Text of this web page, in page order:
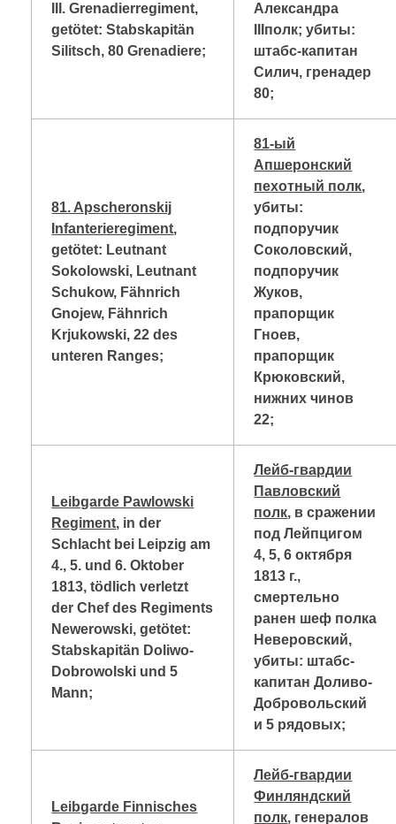
III. Grenadierregiment,
getötet: Stabskapitän
Silitsch, 80 Grenadiere;
Александра
полк; убиты:
штабс-капитан
Силич, гренадер
80;
81. Apscheronskij
Infanterieregiment,
getötet: Leutnant
Sokolowski, Leutnant
Schukow, Fähnrich
Gnojew, Fähnrich
Krjukowski, 22 des
unteren Ranges;
81-ый
Апшеронский
пехотный полк,
убиты:
подпоручик
Соколовский,
подпоручик
Жуков,
прапорщик
Гноев,
прапорщик
Крюковский,
нижних чинов
22;
Leibgarde Pawlowski
Regiment, in der
Schlacht bei Leipzig am
4., 5. und 6. Oktober
1813, tödlich verletzt
der Chef des Regiments
Newerowski, getötet:
Stabskapitän Doliwo-
Dobrowolski und 5
Mann;
Лейб-гвардии
Павловский
полк, в сражении
под Лейпцигом
4, 5, 6 октября
1813 г.,
смертельно
ранен шеф полка
Неверовский,
убиты: штабс-
капитан Доливо-
Добровольский
и 5 рядовых;
Leibgarde Finnisches
Лейб-гвардии
Финляндский
полк, генералов